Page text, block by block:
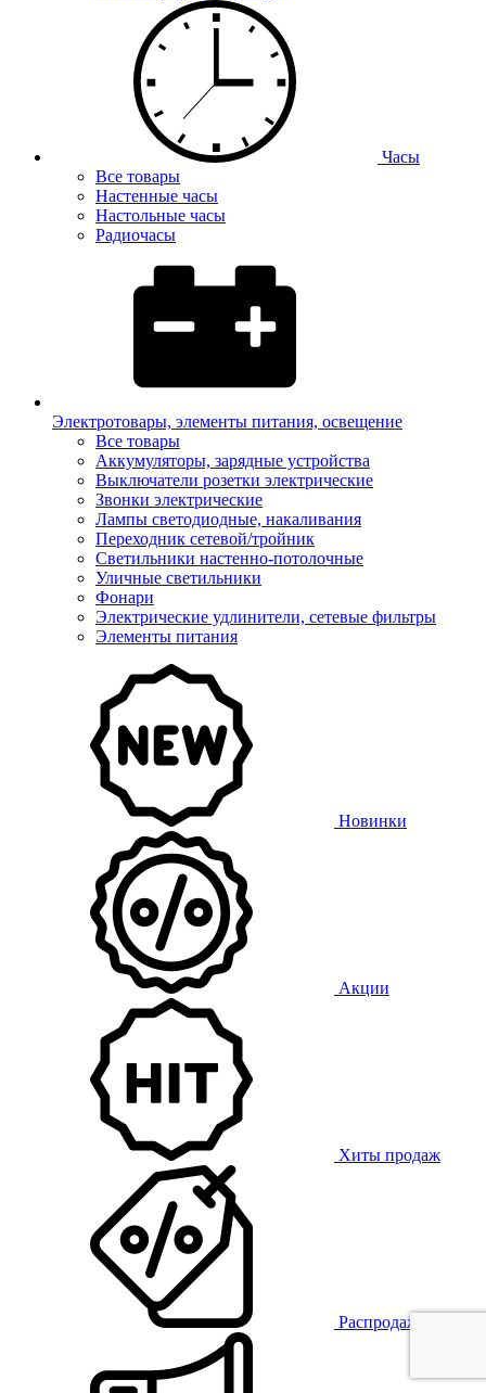
Часы
Все товары
Настенные часы
Настольные часы
Радиочасы
Электротовары, элементы питания, освещение
Все товары
Аккумуляторы, зарядные устройства
Выключатели розетки электрические
Звонки электрические
Лампы светодиодные, накаливания
Переходник сетевой/тройник
Светильники настенно-потолочные
Уличные светильники
Фонари
Электрические удлинители, сетевые фильтры
Элементы питания
Новинки
Акции
Хиты продаж
Распродажа